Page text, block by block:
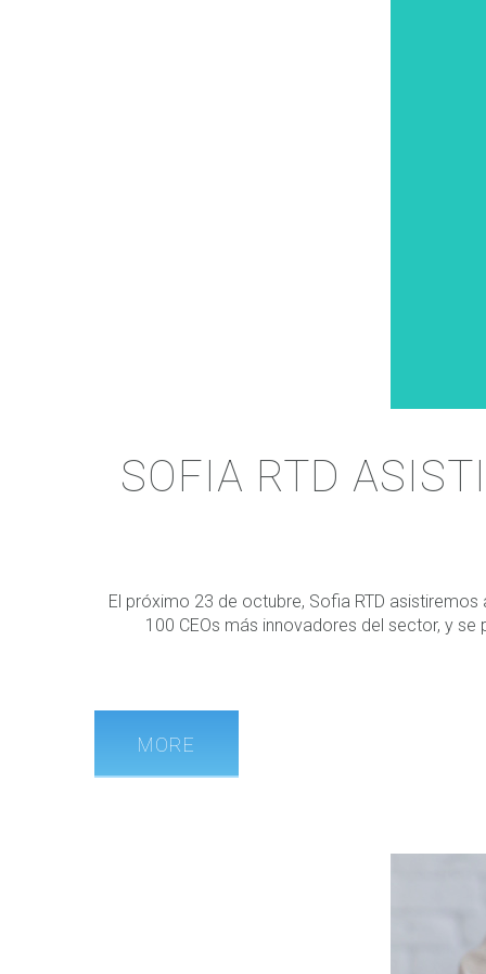
SOFIA RTD
El próximo 23 de octubre, Sofia RTD
100 CEOs más innovadores del sector, y
MORE